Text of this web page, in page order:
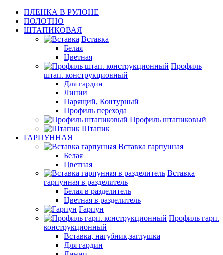
ПЛЕНКА В РУЛОНЕ
ПОЛОТНО
ШТАПИКОВАЯ
Вставка
Белая
Цветная
Профиль
штап. конструкционный
Для гардин
Линии
Парящий, Контурный
Профиль перехода
Профиль штапиковый
Штапик
ГАРПУННАЯ
Вставка гарпунная
Белая
Цветная
Вставка
гарпунная в разделитель
Белая в разделитель
Цветная в разделитель
Гарпун
Профиль гарп.
конструкционный
Вставка, нагубник,заглушка
Для гардин